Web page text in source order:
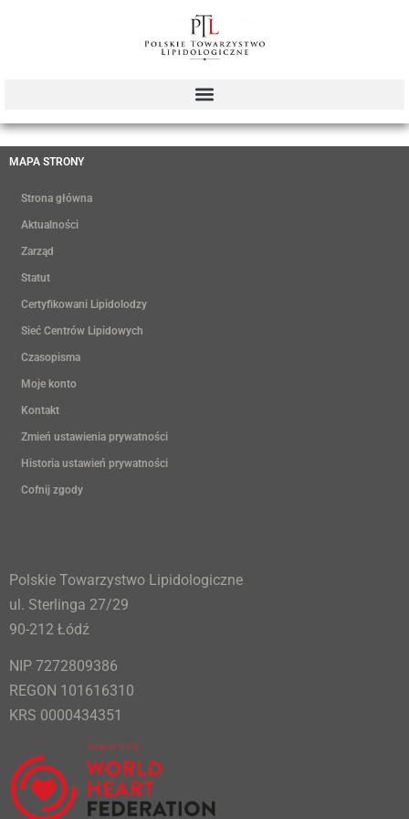
MAPA STRONY
Strona główna
Aktualności
Zarząd
Statut
Certyfikowani Lipidolodzy
Sieć Centrów Lipidowych
Czasopisma
Moje konto
Kontakt
Zmień ustawienia prywatności
Historia ustawień prywatności
Cofnij zgody
Polskie Towarzystwo Lipidologiczne
ul. Sterlinga 27/29
90-212 Łódź
NIP 7272809386
REGON 101616310
KRS 0000434351